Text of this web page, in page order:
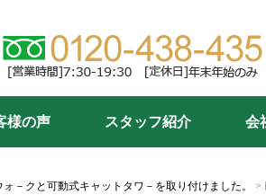
様の声 スタッフ紹介 会
－クと可動式キャットタワ－を取り付けました。 >